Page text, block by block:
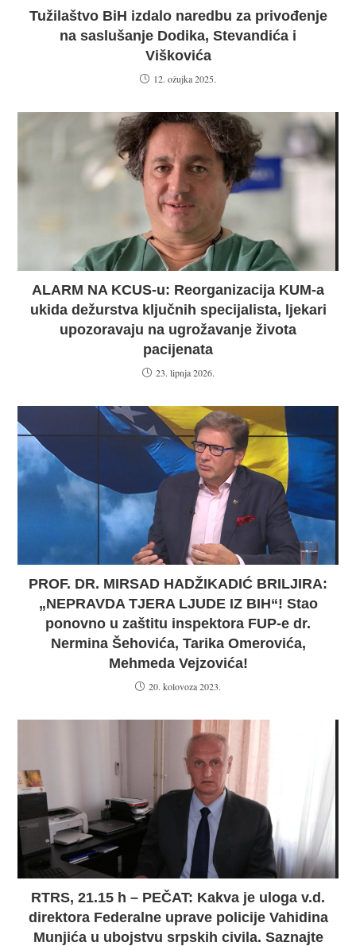
Tužilaštvo BiH izdalo naredbu za privođenje
na saslušanje Dodika, Stevandića i
Viškovića
12. ožujka 2025.
ALARM NA KCUS-u: Reorganizacija KUM-a
ukida dežurstva ključnih specijalista, ljekari
upozoravaju na ugrožavanje života
pacijenata
23. lipnja 2026.
PROF. DR. MIRSAD HADŽIKADIĆ BRILJIRA:
„NEPRAVDA TJERA LJUDE IZ BIH“! Stao
ponovno u zaštitu inspektora FUP-e dr.
Nermina Šehovića, Tarika Omerovića,
Mehmeda Vejzovića!
20. kolovoza 2023.
RTRS, 21.15 h – PEČAT: Kakva je uloga v.d.
direktora Federalne uprave policije Vahidina
Munjića u ubojstvu srpskih civila. Saznajte